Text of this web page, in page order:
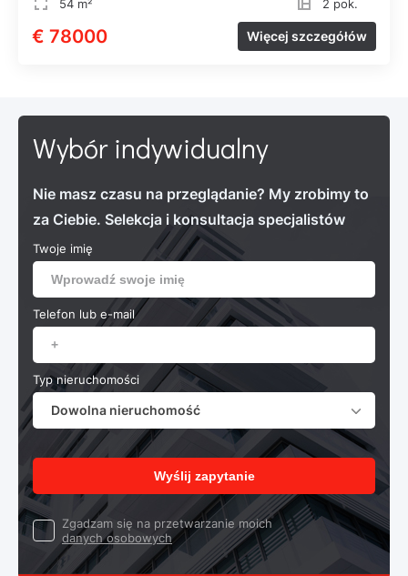
54 m² 2 pok.
€ 78000 Więcej szczegółów
Wybór indywidualny
Nie masz czasu na przeglądanie? My zrobimy to
za Ciebie. Selekcja i konsultacja specjalistów
Twoje imię
Telefon lub e-mail
Typ nieruchomości
Dowolna nieruchomość
Wyślij zapytanie
Zgadzam się na przetwarzanie moich
danych osobowych